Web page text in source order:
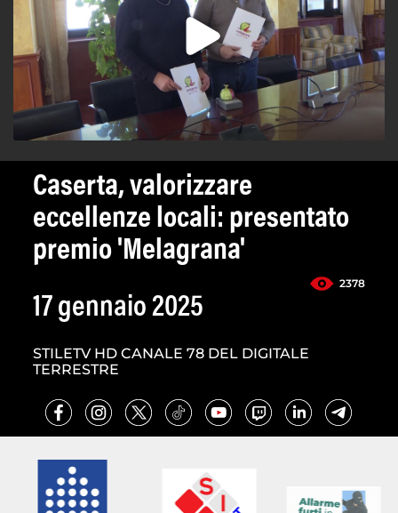
Caserta, valorizzare
eccellenze locali: presentato
premio 'Melagrana'
2378
17 gennaio 2025
STILETV HD CANALE 78 DEL DIGITALE
TERRESTRE